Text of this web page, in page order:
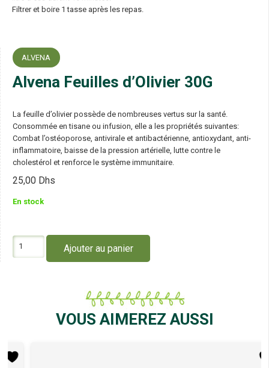
Filtrer et boire 1 tasse après les repas.
ALVENA
Alvena Feuilles d’Olivier 30G
La feuille d’olivier possède de nombreuses vertus sur la santé.
Consommée en tisane ou infusion, elle a les propriétés suivantes:
Combat l’ostéoporose, antivirale et antibactérienne, antioxydant, anti-
inflammatoire, baisse de la pression artérielle, lutte contre le
cholestérol et renforce le système immunitaire.
25,00 Dhs
En stock
Ajouter au panier
VOUS AIMEREZ AUSSI